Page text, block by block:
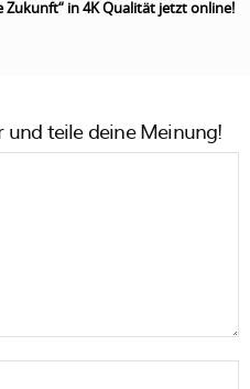
Zukunft“ in 4K Qualität jetzt online!
teile deine Meinung!